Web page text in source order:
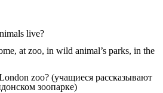
live?
at zoo, in wild animal’s parks, in the
zoo? (учащиеся рассказывают
зоопарке)